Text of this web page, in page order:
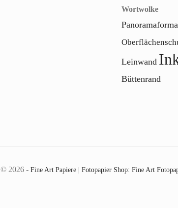
Wortwolke
Leinwand
Büttenrand
© 2026 - Fine Art Papiere | Fotopapier Shop: Fine Art